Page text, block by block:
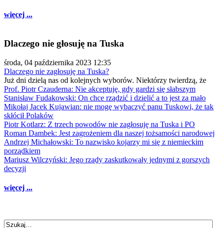
więcej ...
Dlaczego nie głosuję na Tuska
środa, 04 października 2023 12:35
Dlaczego nie zagłosuję na Tuska?
Już dni dzielą nas od kolejnych wyborów. Niektórzy twierdzą, że
Prof. Piotr Czauderna: Nie akceptuję, gdy gardzi się słabszym
Stanisław Fudakowski: On chce rządzić i dzielić a to jest za mało
Mikołaj Jacek Kujawian: nie mogę wybaczyć panu Tuskowi, że tak
skłócił Polaków
Piotr Kotlarz: Z trzech powodów nie zagłosuję na Tuska i PO
Roman Dambek: Jest zagrożeniem dla naszej tożsamości narodowej
Andrzej Michałowski: To nazwisko kojarzy mi się z niemieckim
porządkiem
Mariusz Wilczyński: Jego rządy zaskutkowały jednymi z gorszych
decyzji
więcej ...